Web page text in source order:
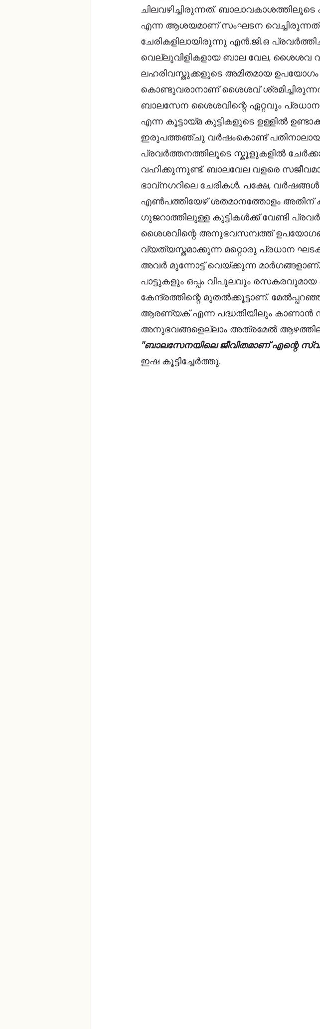
ചിലവഴിച്ചിരുന്നത്. ബാലാവകാശത്തിലൂടെ
എന്ന ആശയമാണ് സംഘടന വെച്ചിരുന്നത്.
ചേരികളിലായിരുന്നു എൻ.ജി.ഒ
വെല്ലുവിളികളായ ബാല വേല, ശൈശവ
ലഹരിവസ്തുക്കളുടെ അമിതമായ
കൊണ്ടുവരാനാണ് ശൈശവ്‌ ശ്രമിച്ചിരുന്നത്. കുട്ടികളുടെ സ്വതന്ത്ര്യ കൂട്ടായ്മയായ
ബാലസേന ശൈശവിന്റെ ഏറ്റവും
എന്ന കൂട്ടായ്മ കുട്ടികളുടെ ഉള്ളിൽ
ഇരുപത്തഞ്ചു വർഷംകൊണ്ട്
പ്രവർത്തനത്തിലൂടെ സ്കൂളുകളിൽ
വഹിക്കുന്നുണ്ട്. ബാലവേല വളരെ
ഭാവ്നഗറിലെ ചേരികൾ. പക്ഷേ,
എൺപത്തിയേഴ് ശതമാനത്തോളം അതിന്
ഗുജറാത്തിലുള്ള കുട്ടികൾക്ക് വേണ്ടി
ശൈശവിന്റെ അനുഭവസമ്പത്ത്
വ്യത്യസ്തമാക്കുന്ന മറ്റൊരു പ്രധാന
അവർ മുന്നോട്ട് വെയ്ക്കുന്ന
പാട്ടുകളും ഒപ്പം വിപുലവും
കേന്ദ്രത്തിന്റെ മുതൽക്കൂട്ടാണ്.
ആരണ്യക് എന്ന പദ്ധതിയിലും കാണാൻ
അനുഭവങ്ങളെല്ലാം അത്രമേൽ
"ബാലസേനയിലെ ജീവിതമാണ് എന്റെ
ഇഷ കൂട്ടിച്ചേർത്തു.